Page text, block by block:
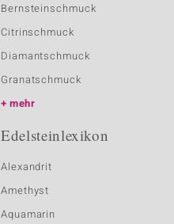
Bernsteinschmuck
Citrinschmuck
Diamantschmuck
Granatschmuck
mehr
Edelsteinlexikon
Alexandrit
Amethyst
Aquamarin